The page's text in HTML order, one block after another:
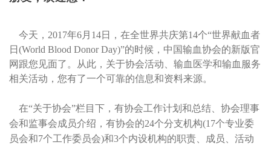
今天，2017年6月14日，在全世界共庆第14个“世界献血者
日(World Blood Donor Day)”的时候，中国输血协会的新版官
网跟您见面了。从此，关于协会活动、输血医学和输血服务
相关活动，您有了一个可靠的信息和资料来源。
在“关于协会”栏目下，有协会工作计划和总结、协会理事
会和监事会成员介绍，有协会的24个分支机构(17个专业委
员会和7个工作委员会)和3个内设机构的职责、成员、活动